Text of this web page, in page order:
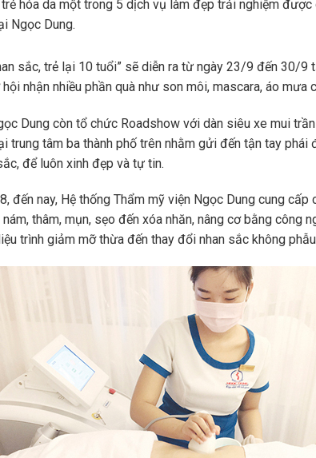
hóa da một trong 5 dịch vụ làm đẹp trải nghiệm được
Ngọc Dung.
sắc, trẻ lại 10 tuổi” sẽ diễn ra từ ngày 23/9 đến 30/9
nhận nhiều phần quà như son môi, mascara, áo mưa
Dung còn tổ chức Roadshow với dàn siêu xe mui
trung tâm ba thành phố trên nhằm gửi đến tận tay phái
để luôn xinh đẹp và tự tin.
đến nay, Hệ thống Thẩm mỹ viện Ngọc Dung cung
thâm, mụn, sẹo đến xóa nhăn, nâng cơ bằng công
trình giảm mỡ thừa đến thay đổi nhan sắc không